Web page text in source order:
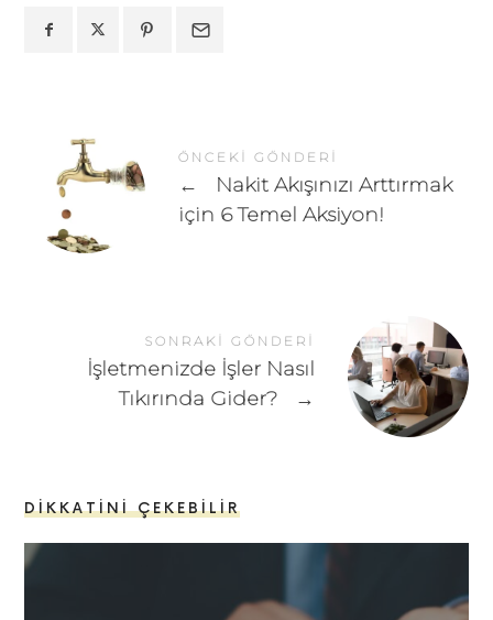
ÖNCEKI GÖNDERI
←
Nakit Akışınızı Arttırmak
için 6 Temel Aksiyon!
SONRAKI GÖNDERI
İşletmenizde İşler Nasıl
Tıkırında Gider?
→
DIKKATINI ÇEKEBILIR